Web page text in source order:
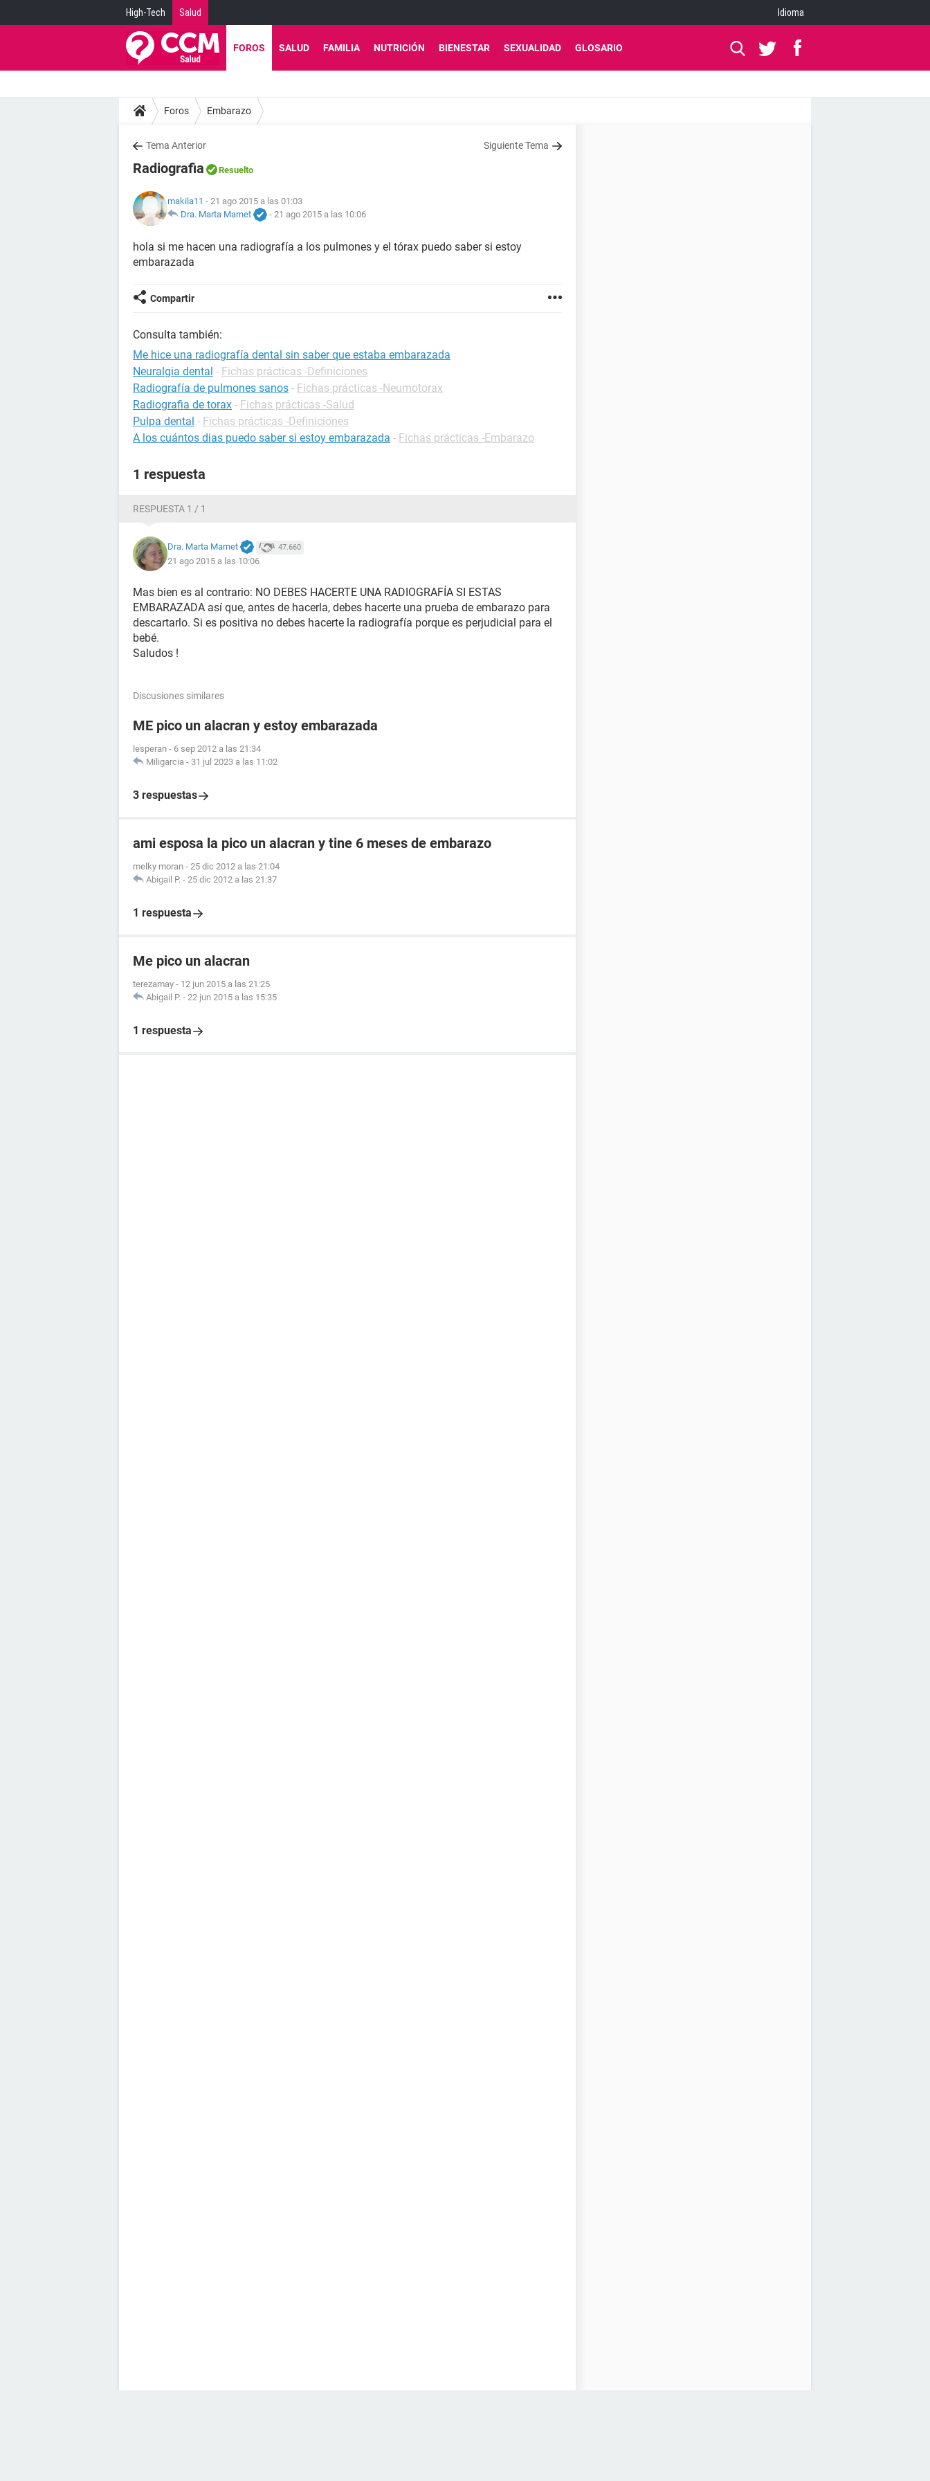
High-Tech Salud Idioma
FOROS SALUD FAMILIA NUTRICIÓN BIENESTAR SEXUALIDAD GLOSARIO
Foros Embarazo
Tema Anterior Siguiente Tema
Radiografia Resuelto
makila11 - 21 ago 2015 a las 01:03
Dra. Marta Marnet
- 21 ago 2015 a las 10:06
hola si me hacen una radiografía a los pulmones y el tórax puedo saber si estoy
embarazada
Compartir
Consulta también:
Me hice una radiografía dental sin saber que estaba embarazada
Neuralgia dental - Fichas prácticas -Definiciones
Radiografía de pulmones sanos - Fichas prácticas -Neumotorax
Radiografia de torax - Fichas prácticas -Salud
Pulpa dental - Fichas prácticas -Definiciones
A los cuántos dias puedo saber si estoy embarazada - Fichas prácticas -Embarazo
1 respuesta
RESPUESTA 1 / 1
Dra. Marta Marnet 47.660
21 ago 2015 a las 10:06
Mas bien es al contrario: NO DEBES HACERTE UNA RADIOGRAFÍA SI ESTAS
EMBARAZADA así que, antes de hacerla, debes hacerte una prueba de embarazo para
descartarlo. Si es positiva no debes hacerte la radiografía porque es perjudicial para el
bebé.
Saludos !
Discusiones similares
ME pico un alacran y estoy embarazada
lesperan - 6 sep 2012 a las 21:34
Miligarcia - 31 jul 2023 a las 11:02
3 respuestas
ami esposa la pico un alacran y tine 6 meses de embarazo
melky moran - 25 dic 2012 a las 21:04
Abigail P. - 25 dic 2012 a las 21:37
1 respuesta
Me pico un alacran
terezamay - 12 jun 2015 a las 21:25
Abigail P. - 22 jun 2015 a las 15:35
1 respuesta